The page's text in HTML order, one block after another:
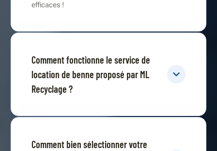
efficaces !
Comment fonctionne le service de
location de benne proposé par ML
Recyclage ?
Comment bien sélectionner votre